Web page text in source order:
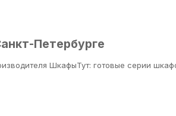
Петербурге
ШкафыТут: готовые серии